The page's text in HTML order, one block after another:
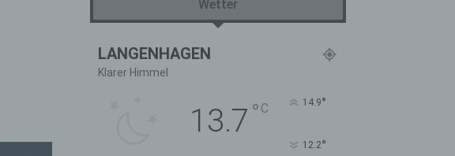
Wetter
LANGENHAGEN
Klarer Himmel
13.7 ° C 14.9°
12.2°